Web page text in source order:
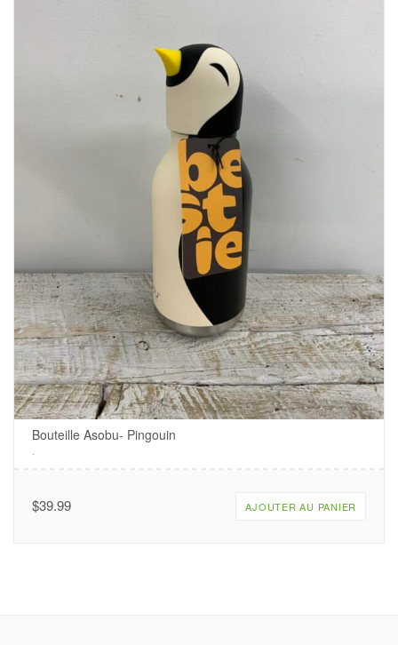
Bouteille Asobu- Pingouin
$39.99 AJOUTER AU PANIER